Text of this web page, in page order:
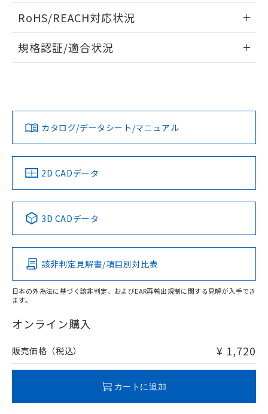
ドすることができます。
ログイン/会員登録
ダウンロードデータをご利用いただく前に、以下を必ずお読
みください。
ソフトウェアの使用条件
RoHS/REACH対応状況
EU RoHS 注意事項・凡例
対応済み
中国 RoHS 注意事項・凡例
Pb Hg Cd Cr(VI)
O
在庫等で未対応品が混在する可能性があります。
問い合わせください。
規格認証/適合状況
LR型式承認
（イギリス
船舶規格）
DNV型式承認
（ノルウェー
BV型式承認
（フランス
KR型式
（韓国
No No No No
この製品の規格認証/適合状況ページへ
その他の認証はこちらのページからご検索ください
カタログ/データシート/マニュアル
2D CADデータ
3D CADデータ
該非判定見解書/項目別対比表
日本の外為法に基づく該非判定、およびEAR再輸出規制に関する見解が入手でき
ます。
オンライン購入
販売価格（税込） ¥ 1,720
カートに追加
ものではありません。
また、RoHS指令のフタル酸エステル類４
物質の対応では、対応完了までの期間は出
荷製品に未対応品が混在することから備考
欄に対応日を記載しておりました。